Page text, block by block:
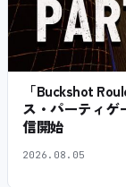
「Buckshot
ス・パーティゲ
信開始
2026.08.05